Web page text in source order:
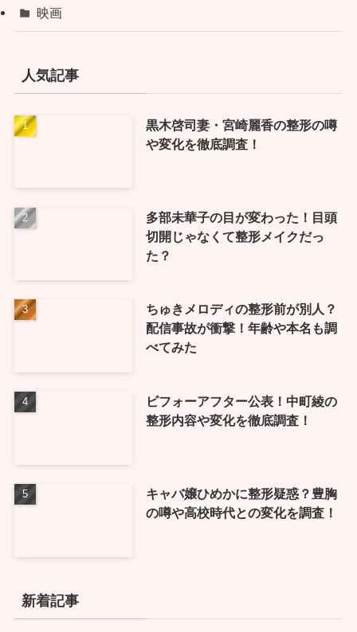
映画
人気記事
黒木啓司妻・宮崎麗香の整形の噂
や変化を徹底調査！
多部未華子の目が変わった！目頭
切開じゃなくて整形メイクだっ
た？
ちゅきメロディの整形前が別人？
配信事故が衝撃！年齢や本名も調
べてみた
ビフォーアフター公表！中町綾の
整形内容や変化を徹底調査！
キャバ嬢ひめかに整形疑惑？豊胸
の噂や高校時代との変化を調査！
新着記事